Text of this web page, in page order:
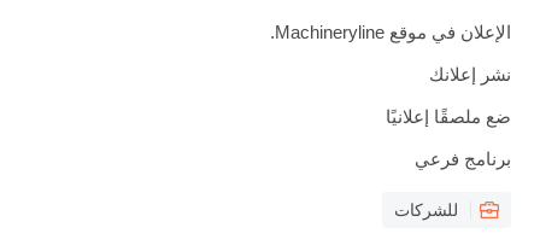
الإعلان في موقع Machineryline.
نشر إعلانك
ضع ملصقًا إعلانيًا
برنامج فرعي
للشركات